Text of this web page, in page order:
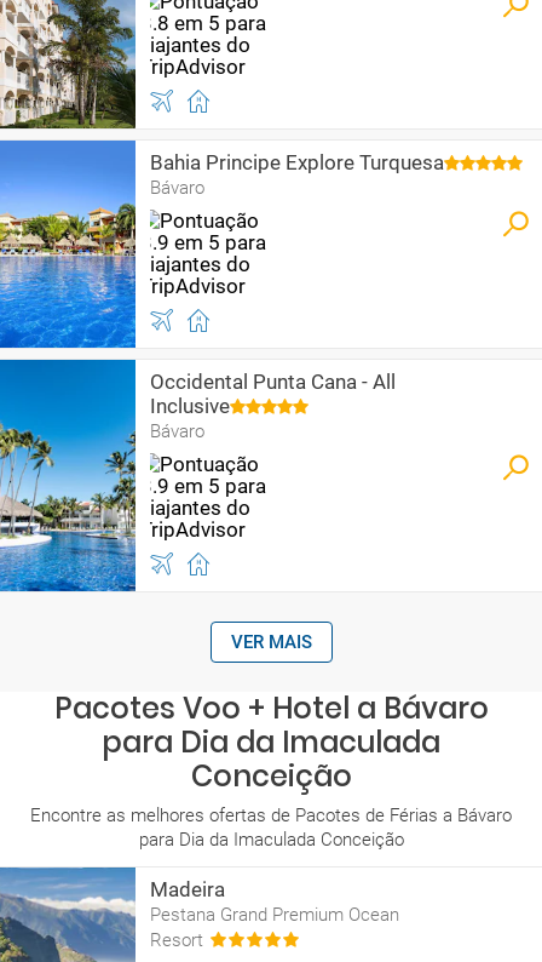
Bahia Principe Explore Turquesa
Bávaro
Occidental Punta Cana - All
Inclusive
Bávaro
VER MAIS
Pacotes Voo + Hotel a Bávaro
para Dia da Imaculada
Conceição
Encontre as melhores ofertas de Pacotes de Férias a Bávaro
para Dia da Imaculada Conceição
Madeira
Pestana Grand Premium Ocean
Resort